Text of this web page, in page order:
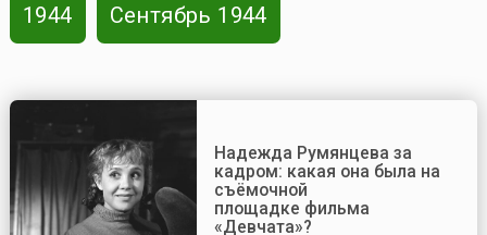
1944 Сентябрь 1944
Надежда Румянцева за
кадром: какая она была на
съёмочной
площадке фильма
«Девчата»?